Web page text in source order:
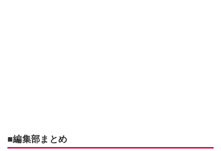
■編集部まとめ